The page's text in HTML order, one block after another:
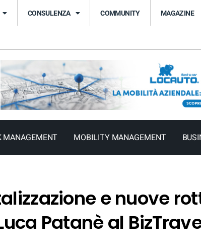
CONSULENZA COMMUNITY MAGAZINE
MANAGEMENT MOBILITY MANAGEMENT
e nuove
Patanè al